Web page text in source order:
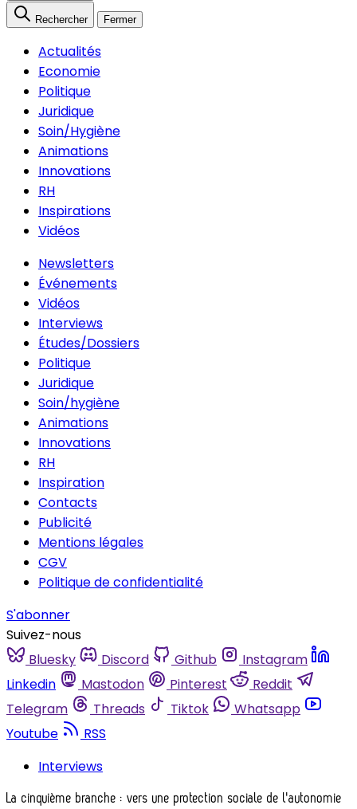
Rechercher Fermer
Actualités
Economie
Politique
Juridique
Soin/Hygiène
Animations
Innovations
RH
Inspirations
Vidéos
Newsletters
Événements
Vidéos
Interviews
Études/Dossiers
Politique
Juridique
Soin/hygiène
Animations
Innovations
RH
Inspiration
Contacts
Publicité
Mentions légales
CGV
Politique de confidentialité
S'abonner
Suivez-nous
Bluesky
Discord Github
Instagram
Linkedin
Mastodon Pinterest
Reddit
Telegram
Threads Tiktok
Whatsapp
Youtube
RSS
Interviews
La cinquième branche : vers une protection sociale de l'autonomie